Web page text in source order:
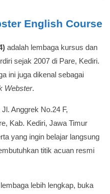
English Course
adalah lembaga kursus dan
sejak 2007 di Pare, Kediri.
ini juga dikenal sebagai
Webster.
Anggrek No.24 F,
Kab. Kediri, Jawa Timur
yang ingin belajar langsung
titik acuan resmi
lebih lengkap, buka